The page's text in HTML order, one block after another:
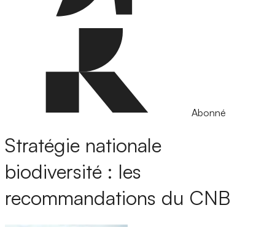
Abonné
Stratégie nationale
biodiversité : les
recommandations du CNB